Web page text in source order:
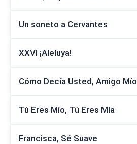
Un soneto a Cervantes
XXVI ¡Aleluya!
Cómo Decía Usted, Amigo Mío
Tú Eres Mío, Tú Eres Mía
Francisca, Sé Suave